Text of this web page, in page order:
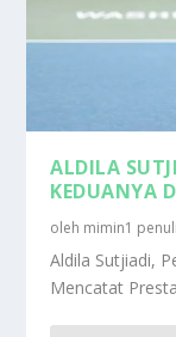
ALDILA
KEDUANYA
oleh mimin1
Aldila Sutjiadi,
Mencatat